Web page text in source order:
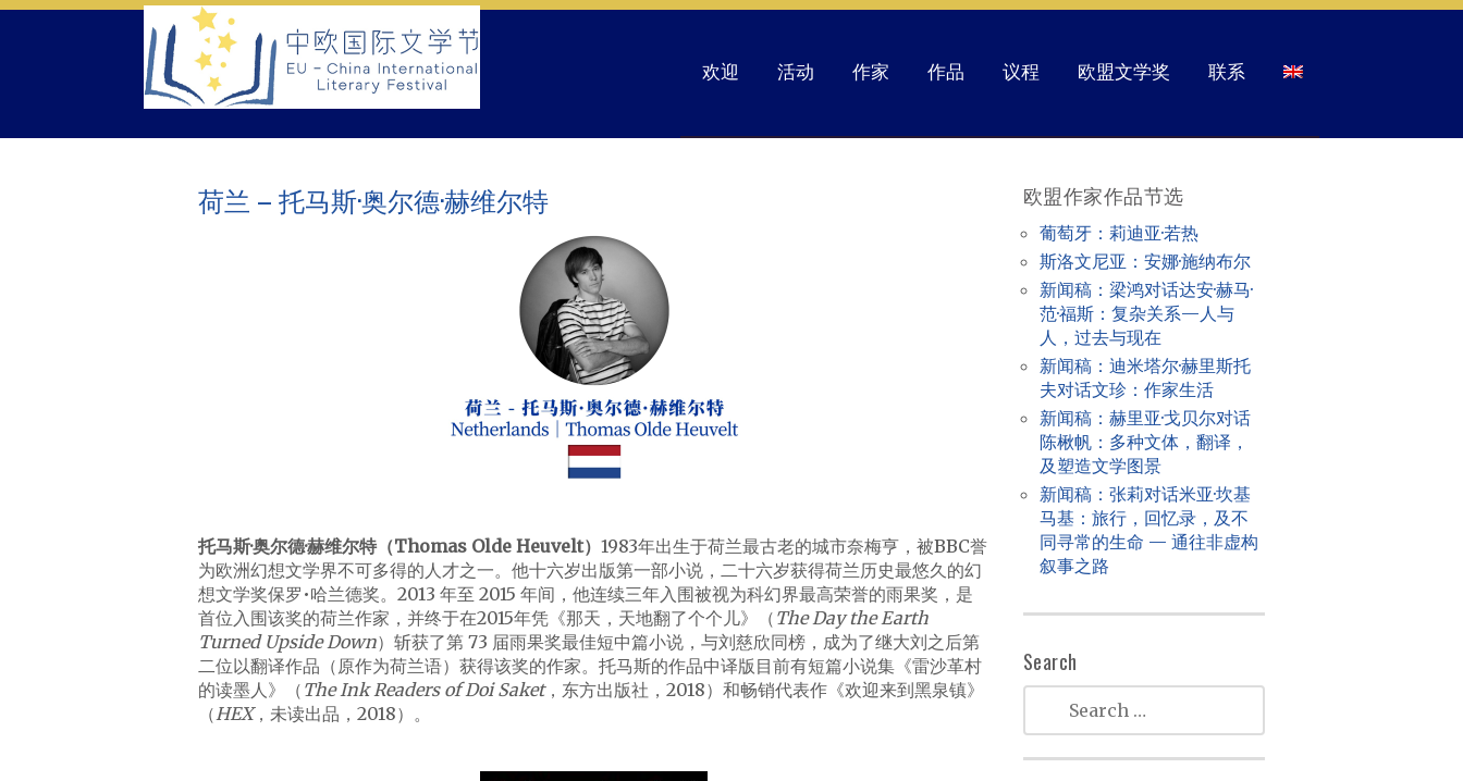
Skip
欢迎 活动 作家 作品 议程 欧盟文学奖 联系
荷兰 – 托马斯·奥尔德·赫维尔特
托马斯·奥尔德·赫维尔特（Thomas Olde Heuvelt） 1983年出生于荷兰最古老的城市奈梅亨，被BBC誉
为欧洲幻想文学界不可多得的人才之一。他十六岁出版第一部小说，二十六岁获得荷兰历史最悠久的幻
想文学奖保罗•哈兰德奖。2013 年至 2015 年间，他连续三年入围被视为科幻界最高荣誉的雨果奖，是
首位入围该奖的荷兰作家，并终于在2015年凭《那天，天地翻了个个儿》（ The Day the Earth
Turned Upside Down）斩获了第 73 届雨果奖最佳短中篇小说，与刘慈欣同榜，成为了继大刘之后第
二位以翻译作品（原作为荷兰语）获得该奖的作家。托马斯的作品中译版目前有短篇小说集《雷沙革村
的读墨人》（ The Ink Readers of Doi Saket，东方出版社，2018）和畅销代表作《欢迎来到黑泉镇》
（HEX，未读出品，2018）。
欧盟作家作品节选
葡萄牙：莉迪亚·若热
斯洛文尼亚：安娜·施纳布尔
新闻稿：梁鸿对话达安·赫马·
范·福斯：复杂关系—人与
人，过去与现在
新闻稿：迪米塔尔·赫里斯托
夫对话文珍：作家生活
新闻稿：赫里亚·戈贝尔对话
陈楸帆：多种文体，翻译，
及塑造文学图景
新闻稿：张莉对话米亚·坎基
马基：旅行，回忆录，及不
同寻常的生命 — 通往非虚构
叙事之路
Search